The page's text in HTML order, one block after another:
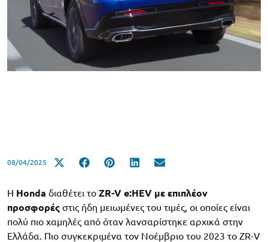
08/04/2025
H Honda διαθέτει το ZR-V e:HEV με επιπλέον
προσφορές στις ήδη μειωμένες του τιμές, οι οποίες είναι
πολύ πιο χαμηλές από όταν λανσαρίστηκε αρχικά στην
Ελλάδα. Πιο συγκεκριμένα τον Νοέμβριο του 2023 το ZR-V